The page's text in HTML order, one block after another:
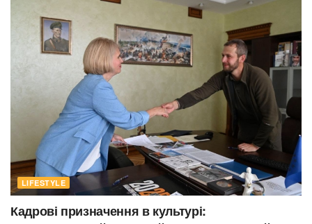
LIFESTYLE
Кадрові призначення в культурі: